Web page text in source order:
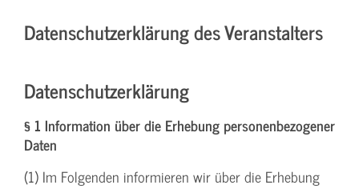
Datenschutzerklärung des Veranstalters
Datenschutzerklärung
§ 1 Information über die Erhebung personenbezogener
Daten
(1) Im Folgenden informieren wir über die Erhebung